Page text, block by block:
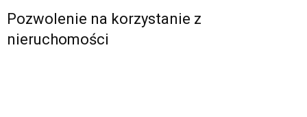
Pozwolenie na korzystanie z
nieruchomości